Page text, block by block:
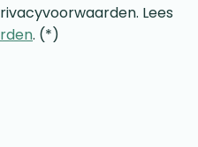
Lees
. (*)